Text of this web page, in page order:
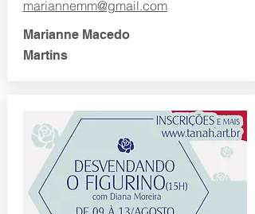
mariannemm@gmail.com
Marianne Macedo
Martins